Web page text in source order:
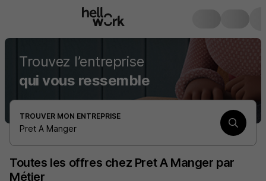
Trouvez l’entreprise
qui vous ressemble
TROUVER MON ENTREPRISE
Pret A Manger
Toutes les offres chez Pret A Manger par
Métier